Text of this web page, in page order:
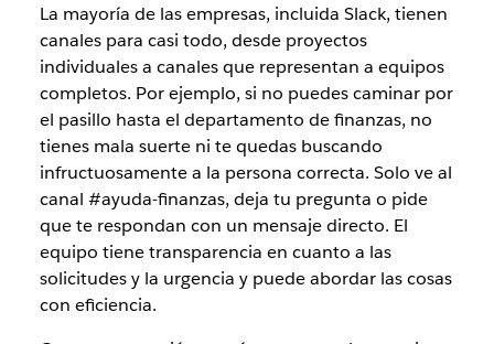
La mayoría de las empresas, incluida Slack, tienen
canales para casi todo, desde proyectos
individuales a canales que representan a equipos
completos. Por ejemplo, si no puedes caminar por
el pasillo hasta el departamento de finanzas, no
tienes mala suerte ni te quedas buscando
infructuosamente a la persona correcta. Solo ve al
canal #ayuda-finanzas, deja tu pregunta o pide
que te respondan con un mensaje directo. El
equipo tiene transparencia en cuanto a las
solicitudes y la urgencia y puede abordar las cosas
con eficiencia.